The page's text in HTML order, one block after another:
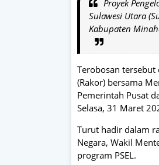
Proyek
Sulawesi Utara
Kabupaten
Terobosan tersebut
(Rakor) bersama
Pemerintah Pusat
Selasa, 31 Maret
Turut hadir dalam
Negara, Wakil
program PSEL.